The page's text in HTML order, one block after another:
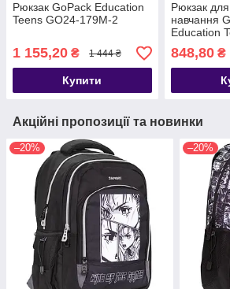
Рюкзак GoPack Education
Teens GO24-179M-2
1 155,20 ₴ 1 444 ₴
Купити
Рюкзак для
навчання
Education
178L-1
848,80₴
Акційні пропозиції та новинки
–20% –20%